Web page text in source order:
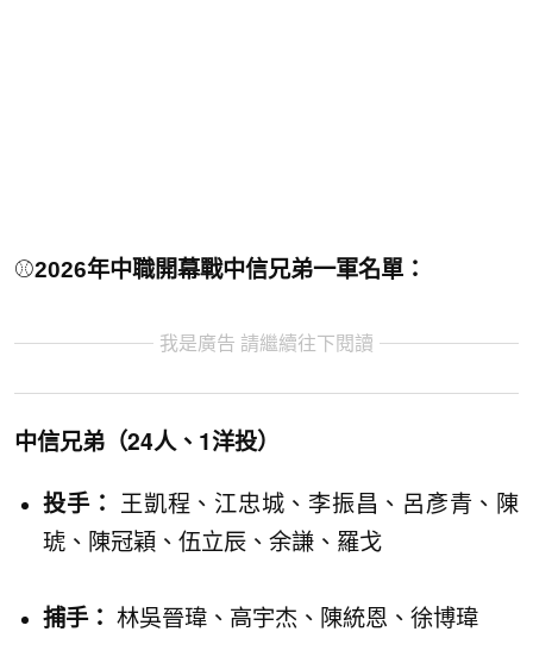
⚾2026年中職開幕戰中信兄弟一軍名單：
我是廣告 請繼續往下閱讀
中信兄弟（24人、1洋投）
投手：
王凱程、江忠城、李振昌、呂彥青、陳
琥、陳冠穎、伍立辰、余謙、羅戈
捕手： 林吳晉瑋、高宇杰、陳統恩、徐博瑋